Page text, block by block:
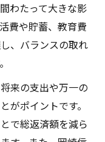
わたって大きな影
費や貯蓄、教育費
、バランスの取れ
来の支出や万一の
がポイントです。
で総返済額を減ら